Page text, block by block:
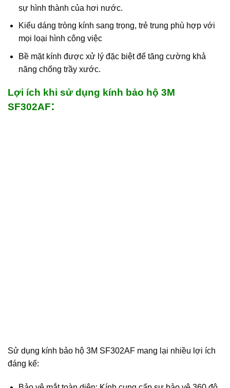
sự hình thành của hơi nước.
Kiểu dáng tròng kính sang trọng, trẻ trung phù hợp với
mọi loại hình công việc
Bề mặt kính được xử lý đặc biệt để tăng cường khả
năng chống trầy xước.
Lợi ích khi sử dụng kính bảo hộ 3M
SF302AF:
Sử dụng kính bảo hộ 3M SF302AF mang lại nhiều lợi ích
đáng kể: